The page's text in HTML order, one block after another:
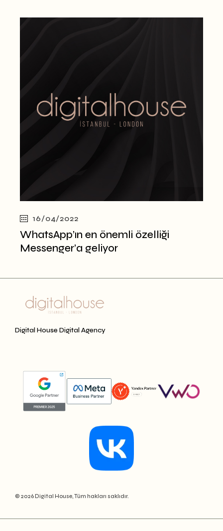
16/04/2022
WhatsApp’ın en önemli özelliği
Messenger’a geliyor
Digital House Digital Agency
© 2026 Digital House, Tüm hakları saklıdır.